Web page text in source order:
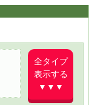
全タイプ
表示する
▼▼▼